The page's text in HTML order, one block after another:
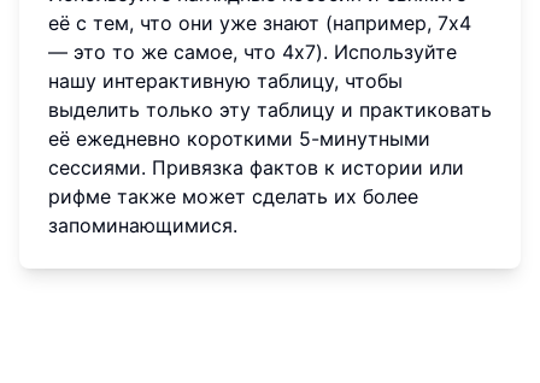
её с тем, что они уже знают (например, 7x4
— это то же самое, что 4x7). Используйте
нашу интерактивную таблицу, чтобы
выделить только эту таблицу и практиковать
её ежедневно короткими 5-минутными
сессиями. Привязка фактов к истории или
рифме также может сделать их более
запоминающимися.